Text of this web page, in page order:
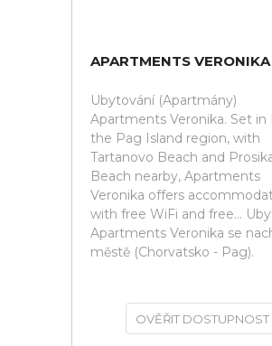
APARTMENTS VERONIKA
Ubytování (Apartmány)
Apartments Veronika. Set in
the Pag Island region, with
Tartanovo Beach and
Beach nearby, Apartments
Veronika offers
with free WiFi and free...
Apartments Veronika se
městě (Chorvatsko - Pag).
OVĚŘIT DOSTUPNOST